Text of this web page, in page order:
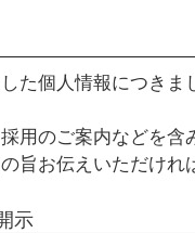
た個人情報につき
用のご案内などを含
旨お伝えいただけれ
示